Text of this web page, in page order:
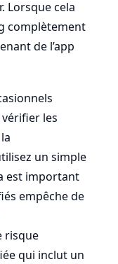
Lorsque cela
complètement
de l’app
les
un simple
est important
empêche de
risque
qui inclut un